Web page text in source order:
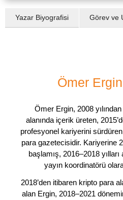
Yazar Biyografisi Görev ve
Ömer Ergin
Ömer Ergin, 2008
alanında içerik üreten,
profesyonel kariyerini
para gazetecisidir. Kariyerine
başlamış, 2016–2018
yayın koordinatörü
2018’den itibaren kripto para
alan Ergin, 2018–2021